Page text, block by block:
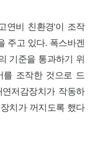
연비 친환경'이 조작
주고 있다. 폭스바겐
기준을 통과하기 위
를 조작한 것으로 드
저감장치가 작동하
치가 꺼지도록 했다